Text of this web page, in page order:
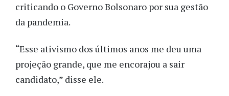
criticando o Governo Bolsonaro por sua gestão
da pandemia.
“Esse ativismo dos últimos anos me deu uma
projeção grande, que me encorajou a sair
candidato,” disse ele.